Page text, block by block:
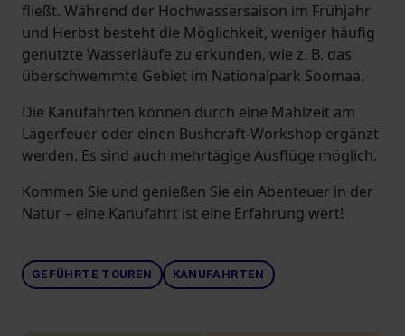
fließt. Während der Hochwassersaison im Frühjahr
und Herbst besteht die Möglichkeit, weniger häufig
genutzte Wasserläufe zu erkunden, wie z. B. das
überschwemmte Gebiet im Nationalpark Soomaa.
Die Kanufahrten können durch eine Mahlzeit am
Lagerfeuer oder einen Bushcraft-Workshop ergänzt
werden. Es sind auch mehrtägige Ausflüge möglich.
Kommen Sie und genießen Sie ein Abenteuer in der
Natur – eine Kanufahrt ist eine Erfahrung wert!
GEFÜHRTE TOUREN KANUFAHRTEN